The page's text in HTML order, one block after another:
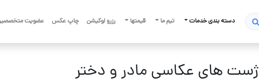
دسته بندی خدمات تیم ما قیمتها رزرو لوکیشن چاپ عکس عضویت
ژست های عکاسی مادر و دختر